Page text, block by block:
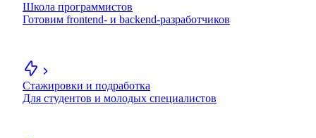
Школа программистов
Готовим frontend- и backend-разработчиков
Стажировки и подработка
Для студентов и молодых специалистов